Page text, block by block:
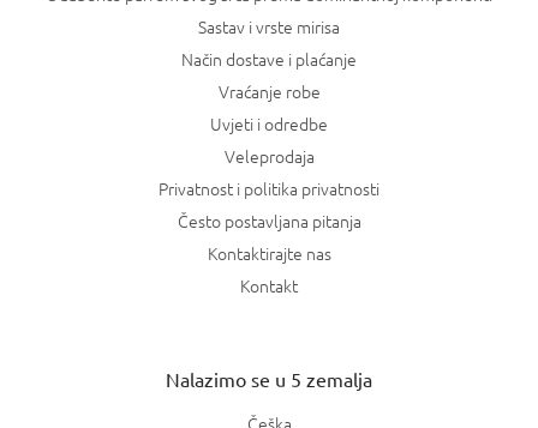
Sastav i vrste mirisa
Način dostave i plaćanje
Vraćanje robe
Uvjeti i odredbe
Veleprodaja
Privatnost i politika privatnosti
Često postavljana pitanja
Kontaktirajte nas
Kontakt
Nalazimo se u 5 zemalja
Češka